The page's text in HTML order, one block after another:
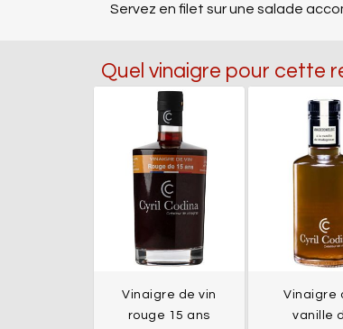
Servez en filet sur une salade
Quel vinaigre pour cette
Vinaigre de vin
rouge 15 ans
Vinaigre
vanille